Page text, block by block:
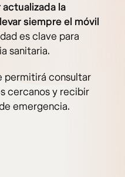
la
siempre el móvil
es clave para
sanitaria.
permitirá consultar
cercanos y recibir
emergencia.